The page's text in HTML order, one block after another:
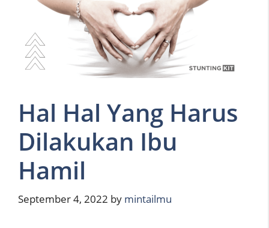
Hal Hal Yang Harus
Dilakukan Ibu
Hamil
September 4, 2022 by mintailmu